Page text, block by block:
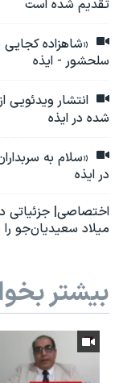
تقدیم شده است
«شاهزاده
سلحشور - ایذه
انتشار ویدئویی
شده در ایذه
«سلام به
در ایذه
میلاد سعیدیان‌جو را
بیشتر